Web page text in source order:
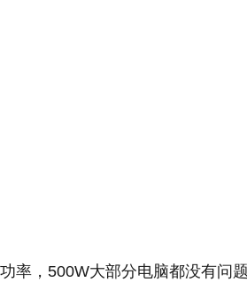
率，500W大部分电脑都没有问